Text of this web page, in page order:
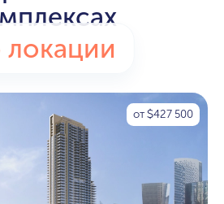
локации
от $427 500